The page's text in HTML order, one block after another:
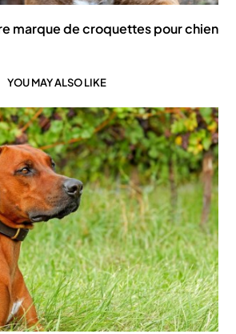
marque de croquettes pour chien
YOU MAY ALSO LIKE